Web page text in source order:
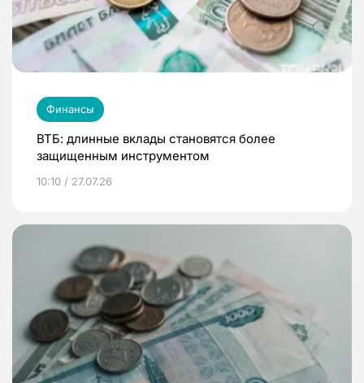
Финансы
ВТБ: длинные вклады становятся более
защищенным инструментом
10:10 / 27.07.26